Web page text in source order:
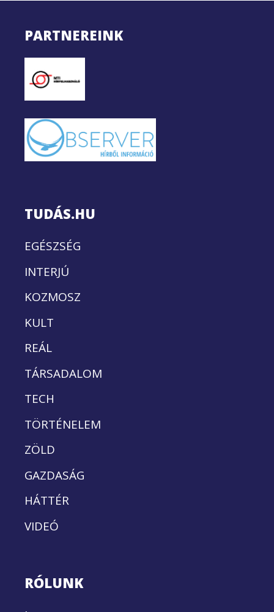
PARTNEREINK
TUDÁS.HU
EGÉSZSÉG
INTERJÚ
KOZMOSZ
KULT
REÁL
TÁRSADALOM
TECH
TÖRTÉNELEM
ZÖLD
GAZDASÁG
HÁTTÉR
VIDEÓ
RÓLUNK